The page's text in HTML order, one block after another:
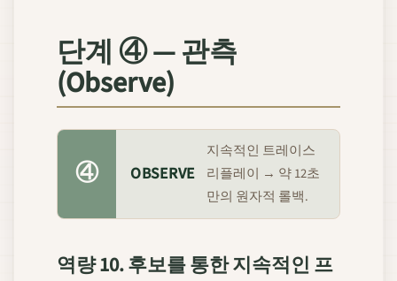
단계 ④ — 관측
(Observe)
④ OBSERVE
지속적인 트레이스
리플레이 → 약 12초
만의 원자적 롤백.
역량 10. 후보를 통한 지속적인 프